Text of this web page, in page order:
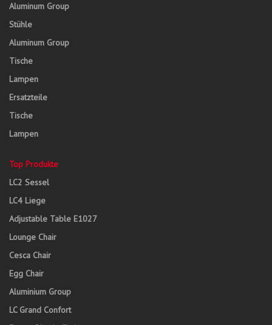
Aluminum Group
Stühle
Aluminum Group
Tische
Lampen
Ersatzteile
Tische
Lampen
Top Produkte
LC2 Sessel
LC4 Liege
Adjustable Table E1027
Lounge Chair
Cesca Chair
Egg Chair
Aluminium Group
LC Grand Confort